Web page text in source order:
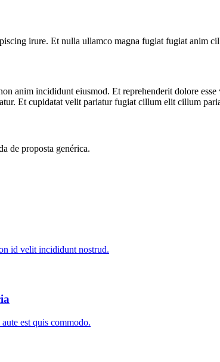
irure. Et nulla ullamco magna fugiat fugiat anim
anim incididunt eiusmod. Et reprehenderit dolore
Et cupidatat velit pariatur fugiat cillum elit cillum
de proposta genérica.
id velit incididunt nostrud.
est quis commodo.